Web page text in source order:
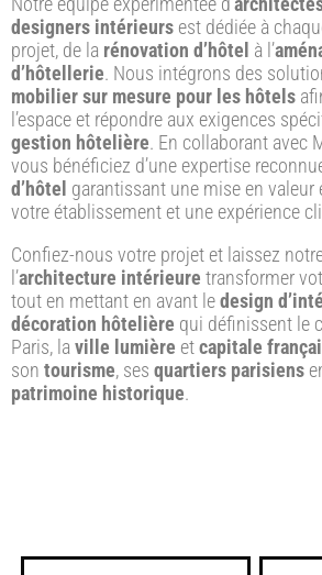
designers intérieurs est dédiée à
projet, de la rénovation d’hôtel à l’
d’hôtellerie. Nous intégrons des
mobilier sur mesure pour les hôtels
l’espace et répondre aux exigences
gestion hôtelière. En collaborant avec
vous bénéficiez d’une expertise
d’hôtel garantissant une mise en valeur
votre établissement et une expérience
Confiez-nous votre projet et laissez
l’architecture intérieure transformer
tout en mettant en avant ledesign
décoration hôtelière qui définissent le
Paris, la ville lumière etcapitale
son tourisme, ses quartiers parisiens
patrimoine historique.